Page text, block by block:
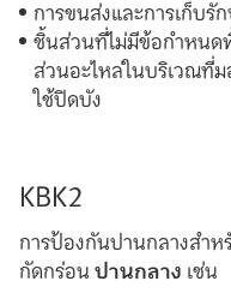
การขนส่งและการเก็บรั
ชิ้นส่วนที่ไม่มีข้อกำหนด
ส่วนอะไหล่ในบริเวณที่
ใช้ปิดบัง
KBK2
การป้องกันปานกลางสำ
กัดกร่อนปานกลาง เช่น